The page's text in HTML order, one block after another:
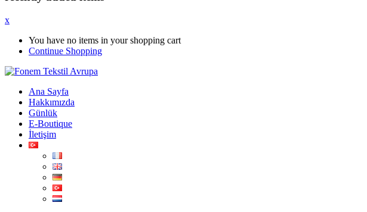
x
You have no items in your shopping cart
Continue Shopping
Ana Sayfa
Hakkımızda
Günlük
E-Boutique
İletişim